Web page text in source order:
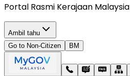
Portal Rasmi Kerajaan Malaysia
Ambil tahu
Go to Non-Citizen
BM